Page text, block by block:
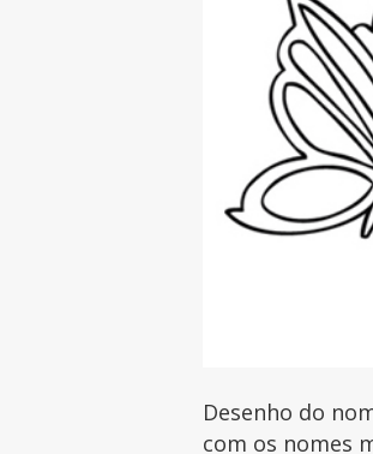
Desenho do
com os nomes